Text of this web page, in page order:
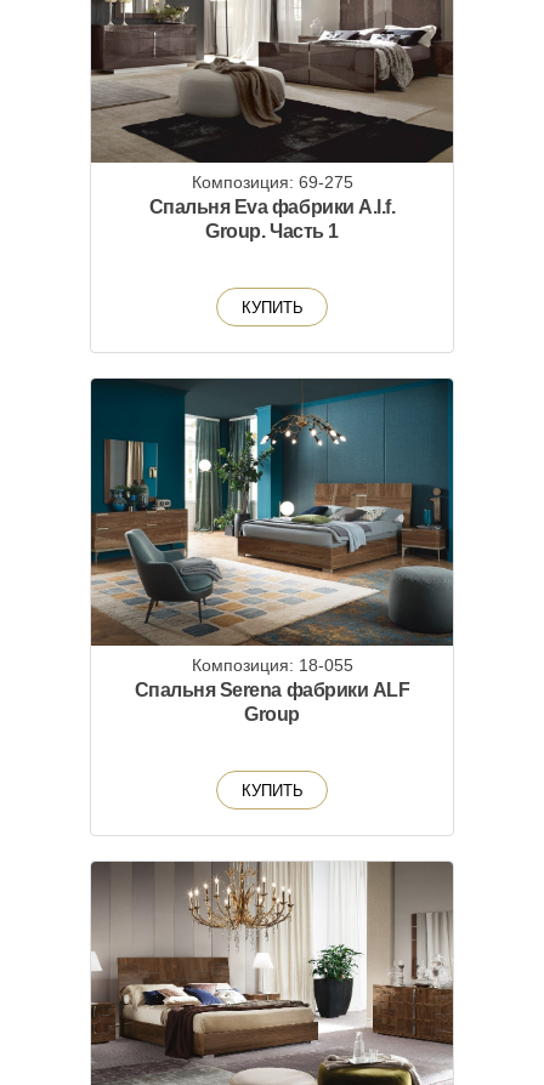
Композиция: 69-275
Спальня Eva фабрики A.l.f.
Group. Часть 1
КУПИТЬ
Композиция: 18-055
Спальня Serena фабрики ALF
Group
КУПИТЬ